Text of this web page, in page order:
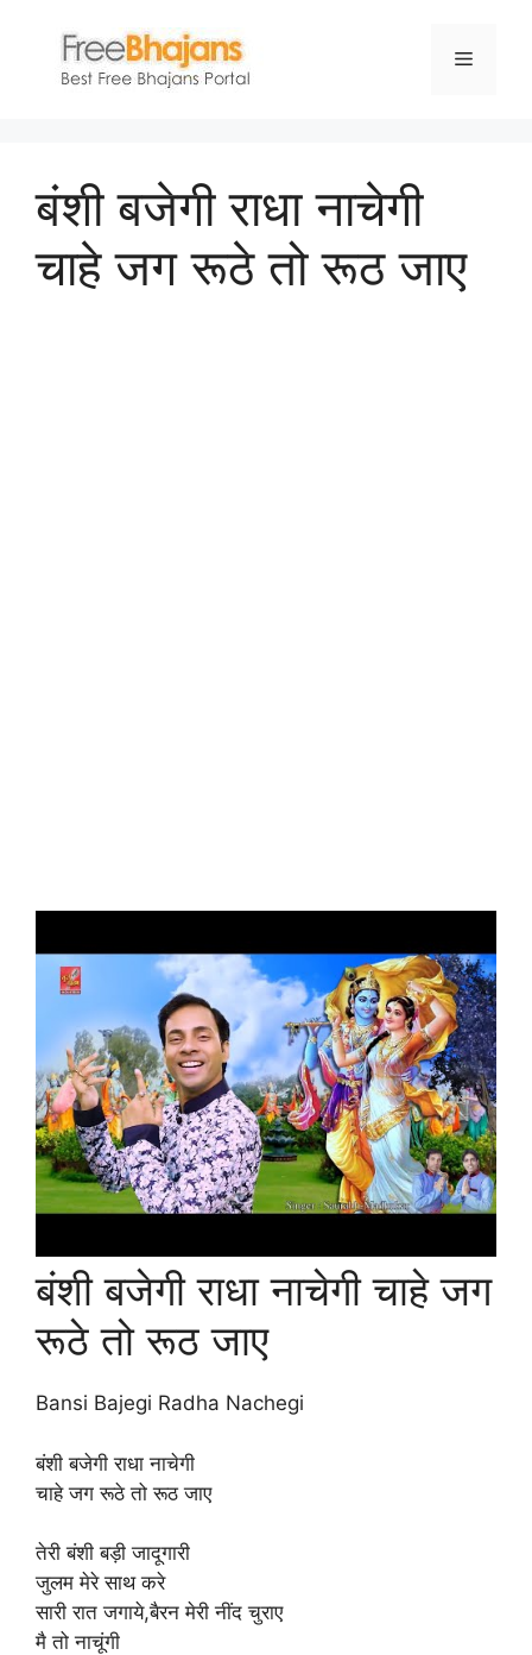
content
Menu
बंशी बजेगी राधा नाचेगी
चाहे जग रूठे तो रूठ जाए
बंशी बजेगी राधा नाचेगी चाहे जग
रूठे तो रूठ जाए
Bansi Bajegi Radha Nachegi
बंशी बजेगी राधा नाचेगी
चाहे जग रूठे तो रूठ जाए
तेरी बंशी बड़ी जादूगारी
जुलम मेरे साथ करे
सारी रात जगाये,बैरन मेरी नींद चुराए
मै तो नाचूंगी